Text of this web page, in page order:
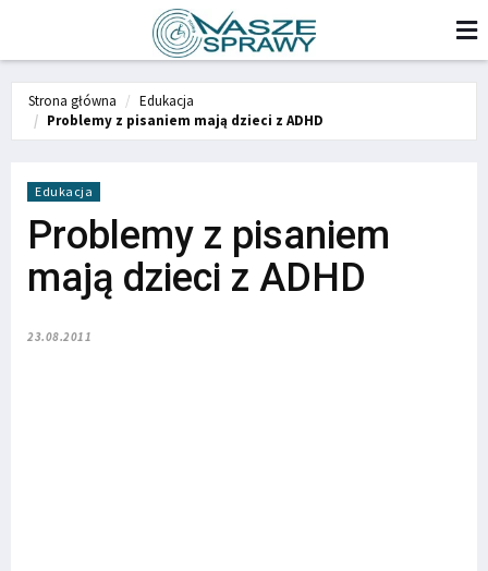
Strona główna
Edukacja
Problemy z pisaniem mają dzieci z ADHD
Edukacja
Problemy z pisaniem
mają dzieci z ADHD
23.08.2011